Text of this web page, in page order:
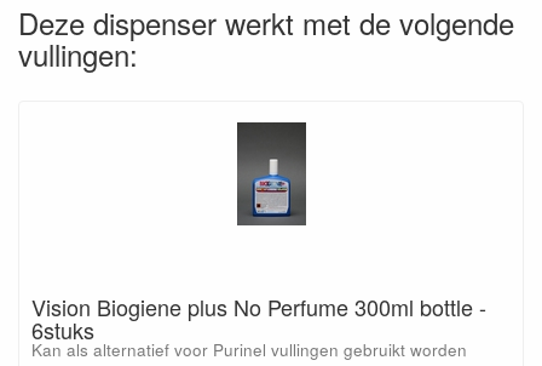
Deze dispenser werkt met de volgende
vullingen:
Vision Biogiene plus No Perfume 300ml bottle -
6stuks
Kan als alternatief voor Purinel vullingen gebruikt worden